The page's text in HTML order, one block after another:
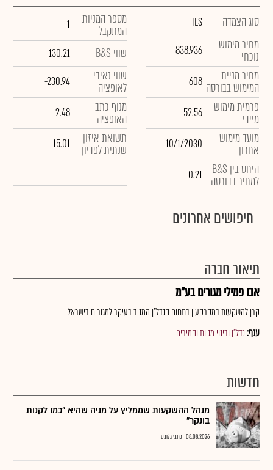
סוג הצמדה ILS
מחיר מימוש
נוכחי 838.936
מחיר מניית
המימוש בבורסה 608
פרמית מימוש
מיידי 52.56
מועד מימוש
אחרון 10/1/2030
היחס בין B&S
למחיר בבורסה 0.21
מספר המניות
המתקבל 1
שווי B&S 130.21
שווי נאיבי
לאופציה -230.94
מנוף כתב
האופציה 2.48
תשואת איזון
שנתית לפדיון 15.01
חיפושים אחרונים
תיאור חברה
אבו פמילי מגורים בע"מ
קרן להשקעות במקרקעין בתחום הנדל"ן המניב בעיקר למגורים בישראל
ענף:נדל"ן ובינוי מניות והמירים
חדשות
מנהל ההשקעות שממליץ על מניה שהיא "כמו לקנות
בונקר"
08.08.2026 כתבי גלובס